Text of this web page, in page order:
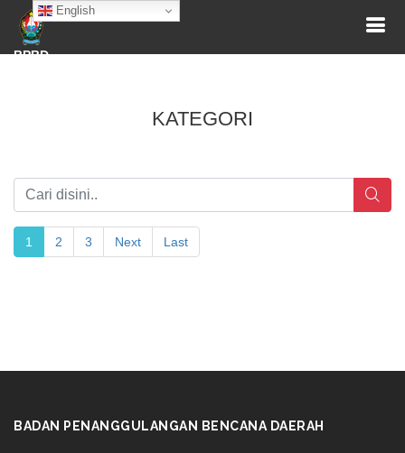
English
BPBD
KATEGORI
1 2 3 Next Last
BADAN PENANGGULANGAN BENCANA DAERAH